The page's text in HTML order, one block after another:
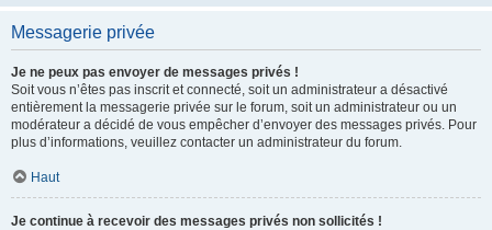
Messagerie privée
Je ne peux pas envoyer de messages privés !
Soit vous n’êtes pas inscrit et connecté, soit un administrateur a désactivé
entièrement la messagerie privée sur le forum, soit un administrateur ou un
modérateur a décidé de vous empêcher d’envoyer des messages privés. Pour
plus d’informations, veuillez contacter un administrateur du forum.
Haut
Je continue à recevoir des messages privés non sollicités !